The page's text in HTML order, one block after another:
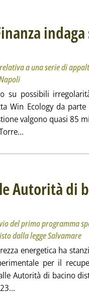
degli incanti relativa a una
alle 11.28.
a una serie di
su possibili
Win Ecology da
valgono quasi 85
Autorità di
del primo programma
dalla legge Salvamare
energetica ha
per il
Autorità di bacino